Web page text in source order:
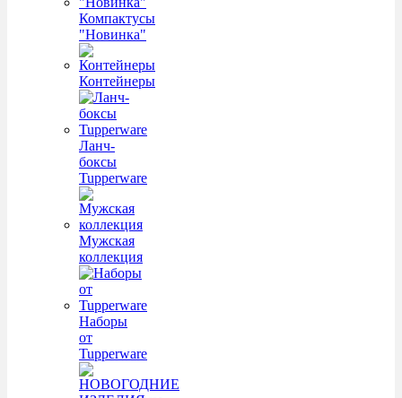
Компактусы
"Новинка"
Контейнеры
Ланч-
боксы
Tupperware
Мужская
коллекция
Наборы
от
Tupperware